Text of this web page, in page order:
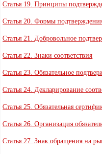
Статья 19. Принципы
Статья 20. Формы подтверждения
Статья 21. Добровольное
Статья 22. Знаки соответствия
Статья 23. Обязательное
Статья 24. Декларирование
Статья 25. Обязательная
Статья 26. Организация
Статья 27. Знак обращения на